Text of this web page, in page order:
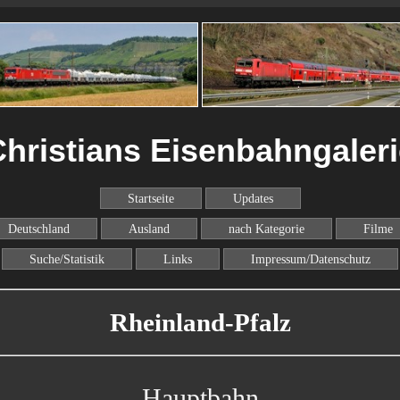
Startseite Updates
Deutschland Ausland nach Kategorie Filme
Suche/Statistik Links Impressum/Datenschutz
Rheinland-Pfalz